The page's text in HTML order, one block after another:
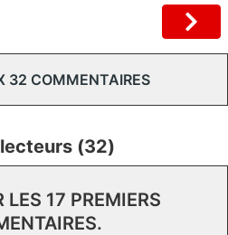
32 COMMENTAIRES
(32)
LES 17 PREMIERS